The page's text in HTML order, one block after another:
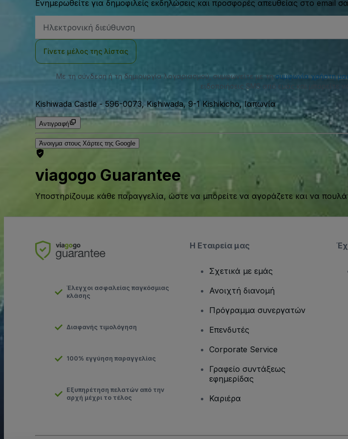
Ενημερωθείτε για δημοφιλείς εκδηλώσεις και προσφορές απευθείας στο email
Email
Γίνετε μέλος της λίστας
Με τη σύνδεση ή τη δημιουργία λογαριασμού, συμφωνείτε με τη συμφωνία χρήστη
ειδοποιήσεις SMS από εμάς και μπορείτε
Kishiwada Castle- 596-0073, Kishiwada, 9-1 Kishikicho, Ιαπωνία
Αντιγραφή
Άνοιγμα στους Χάρτες της Google
viagogo Guarantee
Υποστηρίζουμε κάθε παραγγελία, ώστε να μπορείτε να αγοράζετε και να
Έλεγχοι ασφαλείας παγκόσμιας
κλάσης
Διαφανής τιμολόγηση
100% εγγύηση παραγγελίας
Εξυπηρέτηση πελατών από την
αρχή μέχρι το τέλος
Η Εταιρεία μας
Σχετικά με εμάς
Ανοιχτή διανομή
Πρόγραμμα συνεργατών
Επενδυτές
Corporate Service
Γραφείο συντάξεως
εφημερίδας
Καριέρα